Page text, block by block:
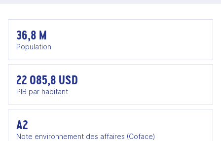
36,8 M
Population
22 085,8 USD
PIB par habitant
A2
Note environnement des affaires (Coface)